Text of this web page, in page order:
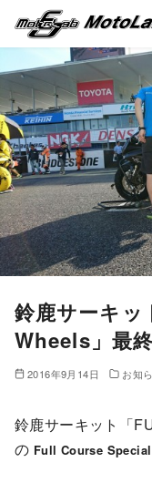
テ
ン
ツ
へ
移
動
鈴鹿サーキ
Wheels」最終
2016年9月14日 お知
鈴鹿サーキット「
の Full Course Special